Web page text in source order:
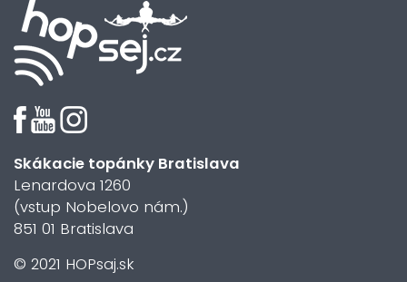
Skákacie topánky Bratislava
Lenardova 1260
(vstup Nobelovo nám.)
851 01 Bratislava
© 2021 HOPsaj.sk